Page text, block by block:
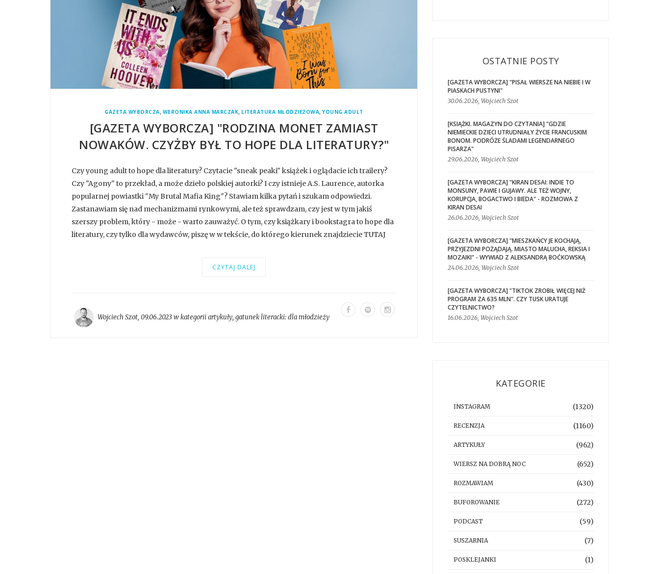
GAZETA WYBORCZA, WERONIKA ANNA MARCZAK, LITERATURA MŁODZIEŻOWA,YOUNG ADULT
[GAZETA WYBORCZA] "RODZINA MONET ZAMIAST
NOWAKÓW. CZYŻBY BYŁ TO HOPE DLA LITERATURY?"
Czy young adult to hope dla literatury? Czytacie "sneak peaki" książek i oglądacie ich trailery?
Czy "Agony" to przekład, a może dzieło polskiej autorki? I czy istnieje A.S. Laurence, autorka
popularnej powiastki "My Brutal Mafia King"? Stawiam kilka pytań i szukam odpowiedzi.
Zastanawiam się nad mechanizmami rynkowymi, ale też sprawdzam, czy jest w tym jakiś
szerszy problem, który - może - warto zauważyć. O tym, czy książkary i bookstagra to hope dla
literatury, czy tylko dla wydawców, piszę w w tekście, do którego kierunek znajdziecie TUTAJ
CZYTAJ DALEJ
Wojciech Szot, 09.06.2023 w kategoriiartykuły, gatunek literacki:dla młodzieży
OSTATNIE POSTY
[GAZETA WYBORCZA] "PISAŁ WIERSZE NA NIEBIE I W
PIASKACH PUSTYNI"
30.06.2026, Wojciech Szot
[KSIĄŻKI. MAGAZYN DO CZYTANIA] "GDZIE
NIEMIECKIE DZIECI UTRUDNIAŁY ŻYCIE FRANCUSKIM
BONOM. PODRÓŻE ŚLADAMI LEGENDARNEGO
PISARZA"
29.06.2026, Wojciech Szot
[GAZETA WYBORCZA] "KIRAN DESAI: INDIE TO
MONSUNY, PAWIE I GUJAWY. ALE TEŻ WOJNY,
KORUPCJA, BOGACTWO I BIEDA" - ROZMOWA Z
KIRAN DESAI
26.06.2026, Wojciech Szot
[GAZETA WYBORCZA] "MIESZKAŃCY JE KOCHAJĄ,
PRZYJEZDNI POŻĄDAJĄ. MIASTO MALUCHA, REKSIA I
MOZAIKI" - WYWIAD Z ALEKSANDRĄ BOĆKOWSKĄ
24.06.2026, Wojciech Szot
[GAZETA WYBORCZA] "TIKTOK ZROBIŁ WIĘCEJ NIŻ
PROGRAM ZA 635 MLN". CZY TUSK URATUJE
CZYTELNICTWO?
16.06.2026, Wojciech Szot
KATEGORIE
INSTAGRAM (1320)
RECENZJA (1160)
ARTYKUŁY (962)
WIERSZ NA DOBRĄ NOC (652)
ROZMAWIAM (430)
BUFOROWANIE (272)
PODCAST (59)
SUSZARNIA (7)
POSKLEJANKI (1)